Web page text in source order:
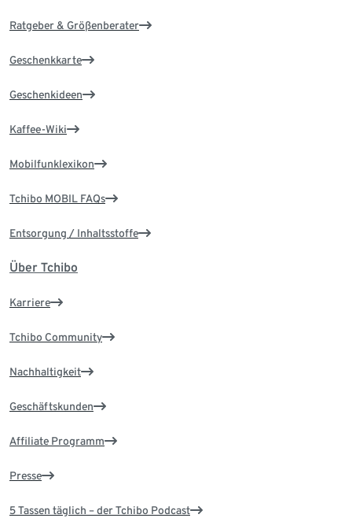
Ratgeber & Größenberater
Geschenkkarte
Geschenkideen
Kaffee-Wiki
Mobilfunklexikon
Tchibo MOBIL FAQs
Entsorgung / Inhaltsstoffe
Über Tchibo
Karriere
Tchibo Community
Nachhaltigkeit
Geschäftskunden
Affiliate Programm
Presse
5 Tassen täglich – der Tchibo Podcast